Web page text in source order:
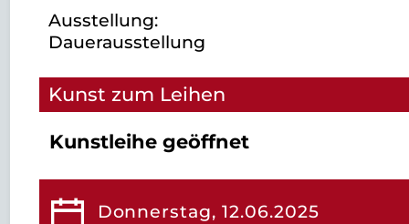
Ausstellung:
Dauerausstellung
Kunst zum Leihen
Kunstleihe geöffnet
Donnerstag, 12.06.2025